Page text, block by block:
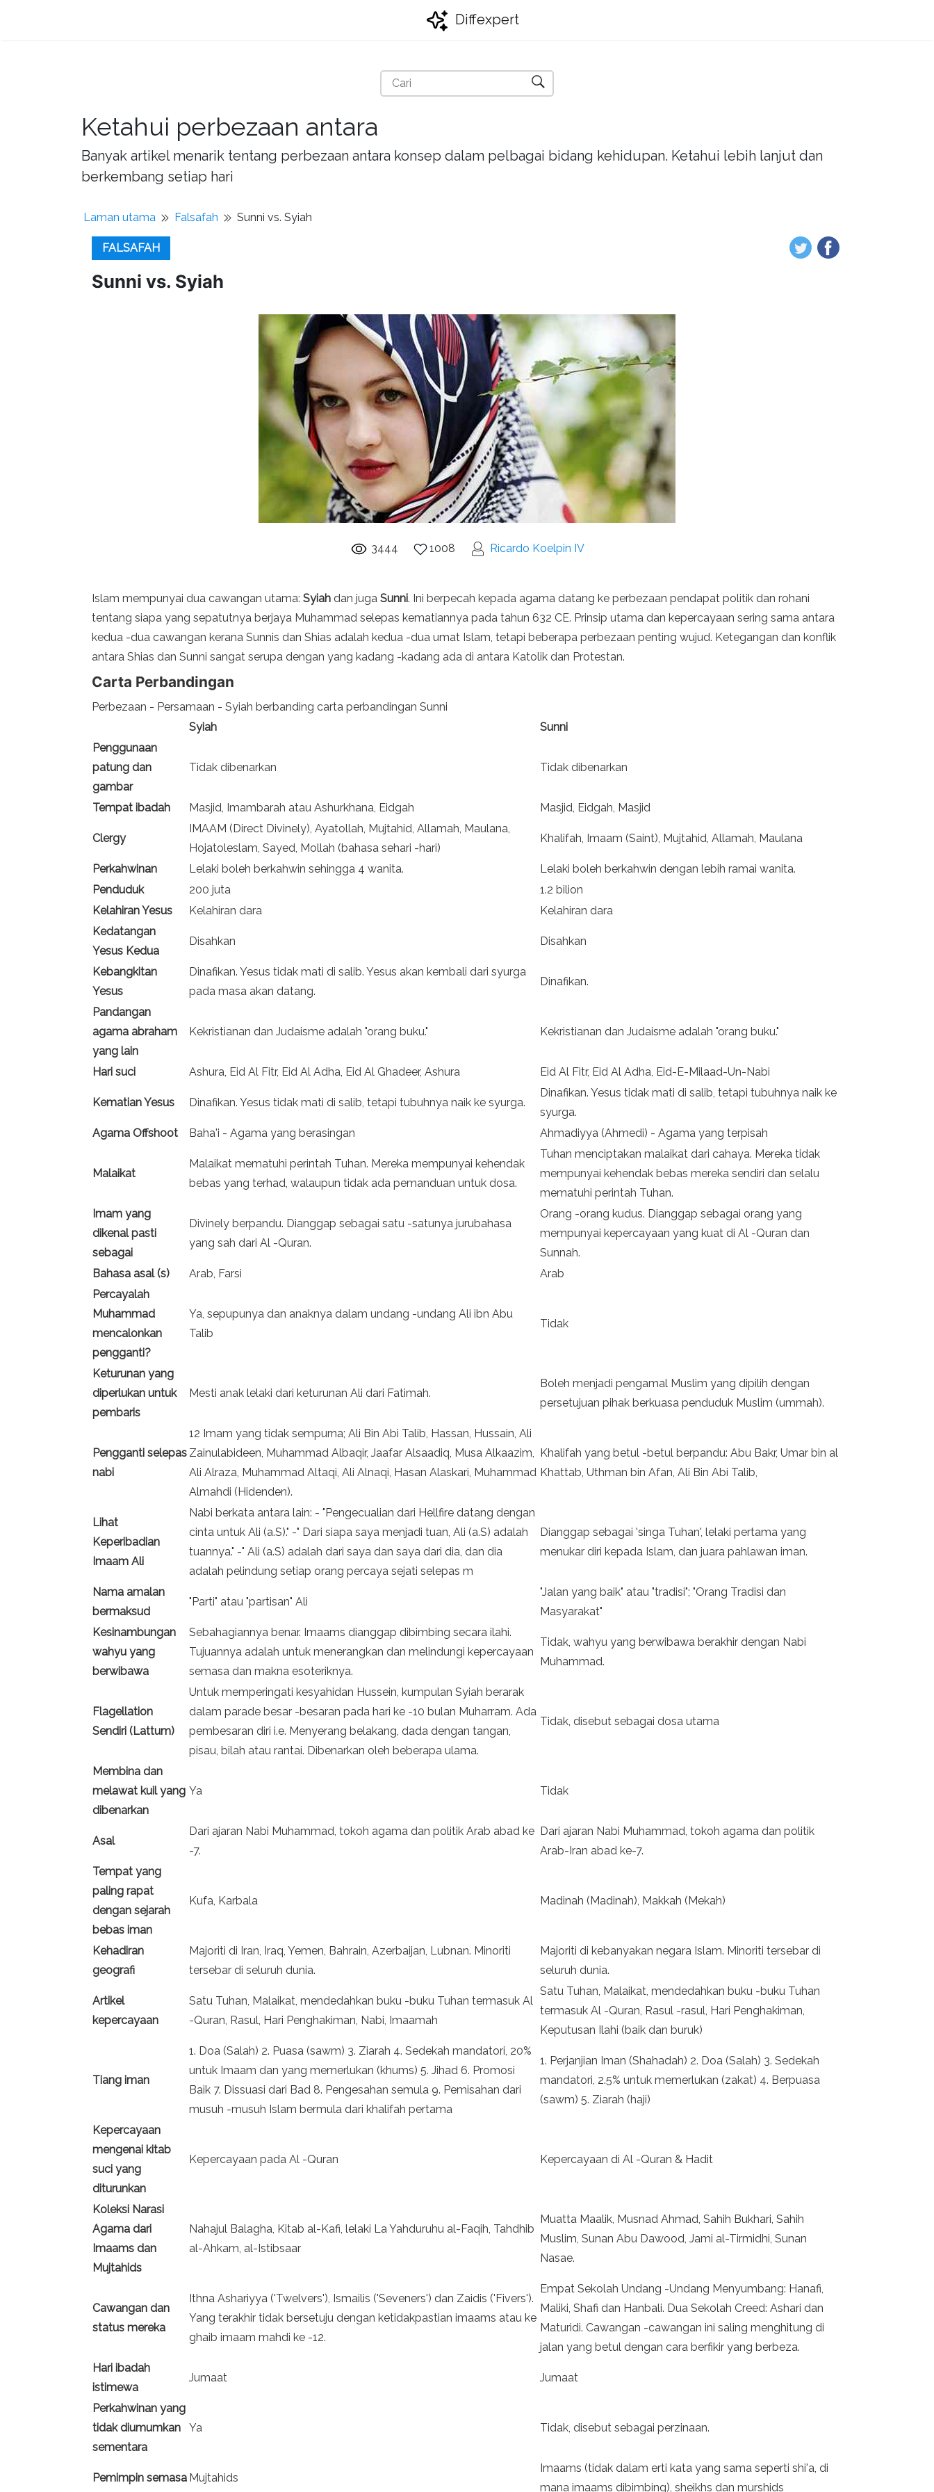
Diffexpert
Ketahui perbezaan antara
Banyak artikel menarik tentang perbezaan antara konsep dalam pelbagai bidang kehidupan. Ketahui lebih lanjut dan
berkembang setiap hari
Laman utama Falsafah Sunni vs. Syiah
FALSAFAH
Sunni vs. Syiah
3444 1008 Ricardo Koelpin IV
Islam mempunyai dua cawangan utama: Syiah dan juga Sunni. Ini berpecah kepada agama datang ke perbezaan pendapat politik dan rohani
tentang siapa yang sepatutnya berjaya Muhammad selepas kematiannya pada tahun 632 CE. Prinsip utama dan kepercayaan sering sama antara
kedua -dua cawangan kerana Sunnis dan Shias adalah kedua -dua umat Islam, tetapi beberapa perbezaan penting wujud. Ketegangan dan konflik
antara Shias dan Sunni sangat serupa dengan yang kadang -kadang ada di antara Katolik dan Protestan.
Carta Perbandingan
Perbezaan - Persamaan - Syiah berbanding carta perbandingan Sunni
Syiah
Sunni
Penggunaan
patung dan
gambar
Tidak dibenarkan Tidak dibenarkan
Tempat ibadah Masjid, Imambarah atau Ashurkhana, Eidgah Masjid, Eidgah, Masjid
Clergy
IMAAM (Direct Divinely), Ayatollah, Mujtahid, Allamah, Maulana,
Hojatoleslam, Sayed, Mollah (bahasa sehari -hari)
Khalifah, Imaam (Saint), Mujtahid, Allamah, Maulana
Perkahwinan Lelaki boleh berkahwin sehingga 4 wanita.
Lelaki boleh berkahwin dengan lebih ramai wanita.
Penduduk
200 juta
1.2 bilion
Kelahiran Yesus
Kelahiran dara
Kelahiran dara
Kedatangan
Yesus Kedua
Disahkan Disahkan
Kebangkitan
Yesus
Dinafikan. Yesus tidak mati di salib. Yesus akan kembali dari syurga
pada masa akan datang.
Dinafikan.
Pandangan
agama abraham
yang lain
Kekristianan dan Judaisme adalah "orang buku." Kekristianan dan Judaisme adalah "orang buku."
Hari suci Ashura, Eid Al Fitr, Eid Al Adha, Eid Al Ghadeer, Ashura Eid Al Fitr, Eid Al Adha, Eid-E-Milaad-Un-Nabi
Kematian Yesus Dinafikan. Yesus tidak mati di salib, tetapi tubuhnya naik ke syurga.
Dinafikan. Yesus tidak mati di salib, tetapi tubuhnya naik ke
syurga.
Agama Offshoot
Baha'i - Agama yang berasingan Ahmadiyya (Ahmedi) - Agama yang terpisah
Malaikat
Malaikat mematuhi perintah Tuhan. Mereka mempunyai kehendak
bebas yang terhad, walaupun tidak ada pemanduan untuk dosa.
Tuhan menciptakan malaikat dari cahaya. Mereka tidak
mempunyai kehendak bebas mereka sendiri dan selalu
mematuhi perintah Tuhan.
Imam yang
dikenal pasti
sebagai
Divinely berpandu. Dianggap sebagai satu -satunya jurubahasa
yang sah dari Al -Quran.
Orang -orang kudus. Dianggap sebagai orang yang
mempunyai kepercayaan yang kuat di Al -Quran dan
Sunnah.
Bahasa asal (s)
Arab, Farsi
Arab
Percayalah
Muhammad
mencalonkan
pengganti?
Ya, sepupunya dan anaknya dalam undang -undang Ali ibn Abu
Talib
Tidak
Keturunan yang
diperlukan untuk
pembaris
Mesti anak lelaki dari keturunan Ali dari Fatimah.
Boleh menjadi pengamal Muslim yang dipilih dengan
persetujuan pihak berkuasa penduduk Muslim (ummah).
Pengganti selepas
nabi
12 Imam yang tidak sempurna; Ali Bin Abi Talib, Hassan, Hussain, Ali
Zainulabideen, Muhammad Albaqir, Jaafar Alsaadiq, Musa Alkaazim,
Ali Alraza, Muhammad Altaqi, Ali Alnaqi, Hasan Alaskari, Muhammad
Almahdi (Hidenden).
Khalifah yang betul -betul berpandu: Abu Bakr, Umar bin al
Khattab, Uthman bin Afan, Ali Bin Abi Talib,
Lihat
Keperibadian
Imaam Ali
Nabi berkata antara lain: - "Pengecualian dari Hellfire datang dengan
cinta untuk Ali (a.S)." -" Dari siapa saya menjadi tuan, Ali (a.S) adalah
tuannya." -" Ali (a.S) adalah dari saya dan saya dari dia, dan dia
adalah pelindung setiap orang percaya sejati selepas m
Dianggap sebagai 'singa Tuhan', lelaki pertama yang
menukar diri kepada Islam, dan juara pahlawan iman.
Nama amalan
bermaksud
"Parti" atau "partisan" Ali
"Jalan yang baik" atau "tradisi"; "Orang Tradisi dan
Masyarakat"
Kesinambungan
wahyu yang
berwibawa
Sebahagiannya benar. Imaams dianggap dibimbing secara ilahi.
Tujuannya adalah untuk menerangkan dan melindungi kepercayaan
semasa dan makna esoteriknya.
Tidak, wahyu yang berwibawa berakhir dengan Nabi
Muhammad.
Flagellation
Sendiri (Lattum)
Untuk memperingati kesyahidan Hussein, kumpulan Syiah berarak
dalam parade besar -besaran pada hari ke -10 bulan Muharram. Ada
pembesaran diri i.e. Menyerang belakang, dada dengan tangan,
pisau, bilah atau rantai. Dibenarkan oleh beberapa ulama.
Tidak, disebut sebagai dosa utama
Membina dan
melawat kuil yang
dibenarkan
Ya Tidak
Asal
Dari ajaran Nabi Muhammad, tokoh agama dan politik Arab abad ke
-7.
Dari ajaran Nabi Muhammad, tokoh agama dan politik
Arab-Iran abad ke-7.
Tempat yang
paling rapat
dengan sejarah
bebas iman
Kufa, Karbala Madinah (Madinah), Makkah (Mekah)
Kehadiran
geografi
Majoriti di Iran, Iraq, Yemen, Bahrain, Azerbaijan, Lubnan. Minoriti
tersebar di seluruh dunia.
Majoriti di kebanyakan negara Islam. Minoriti tersebar di
seluruh dunia.
Artikel
kepercayaan
Satu Tuhan, Malaikat, mendedahkan buku -buku Tuhan termasuk Al
-Quran, Rasul, Hari Penghakiman, Nabi, Imaamah
Satu Tuhan, Malaikat, mendedahkan buku -buku Tuhan
termasuk Al -Quran, Rasul -rasul, Hari Penghakiman,
Keputusan Ilahi (baik dan buruk)
Tiang iman
1. Doa (Salah) 2. Puasa (sawm) 3. Ziarah 4. Sedekah mandatori, 20%
untuk Imaam dan yang memerlukan (khums) 5. Jihad 6. Promosi
Baik 7. Dissuasi dari Bad 8. Pengesahan semula 9. Pemisahan dari
musuh -musuh Islam bermula dari khalifah pertama
1. Perjanjian Iman (Shahadah) 2. Doa (Salah) 3. Sedekah
mandatori, 2.5% untuk memerlukan (zakat) 4. Berpuasa
(sawm) 5. Ziarah (haji)
Kepercayaan
mengenai kitab
suci yang
diturunkan
Kepercayaan pada Al -Quran Kepercayaan di Al -Quran & Hadit
Koleksi Narasi
Agama dari
Imaams dan
Mujtahids
Nahajul Balagha, Kitab al-Kafi, lelaki La Yahduruhu al-Faqih, Tahdhib
al-Ahkam, al-Istibsaar
Muatta Maalik, Musnad Ahmad, Sahih Bukhari, Sahih
Muslim, Sunan Abu Dawood, Jami al-Tirmidhi, Sunan
Nasae.
Cawangan dan
status mereka
Ithna Ashariyya ('Twelvers'), Ismailis ('Seveners') dan Zaidis ('Fivers').
Yang terakhir tidak bersetuju dengan ketidakpastian imaams atau ke
ghaib imaam mahdi ke -12.
Empat Sekolah Undang -Undang Menyumbang: Hanafi,
Maliki, Shafi dan Hanbali. Dua Sekolah Creed: Ashari dan
Maturidi. Cawangan -cawangan ini saling menghitung di
jalan yang betul dengan cara berfikir yang berbeza.
Hari ibadah
istimewa
Jumaat Jumaat
Perkahwinan yang
tidak diumumkan
sementara
Ya Tidak, disebut sebagai perzinaan.
Pemimpin semasa Mujtahids
Imaams (tidak dalam erti kata yang sama seperti shi'a, di
mana imaams dibimbing), sheikhs dan murshids